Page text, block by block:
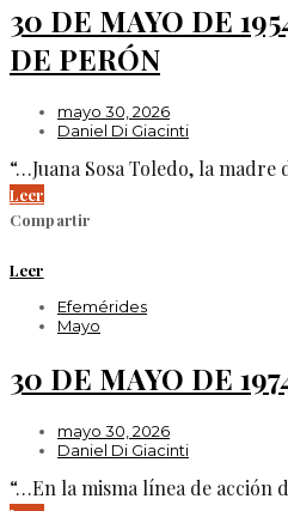
30 DE MAYO DE
DE PERÓN
mayo 30, 2026
Daniel Di Giacinti
“…Juana Sosa Toledo, la
Leer
Compartir
Leer
Efemérides
Mayo
30 DE MAYO DE
mayo 30, 2026
Daniel Di Giacinti
“…En la misma línea de acción